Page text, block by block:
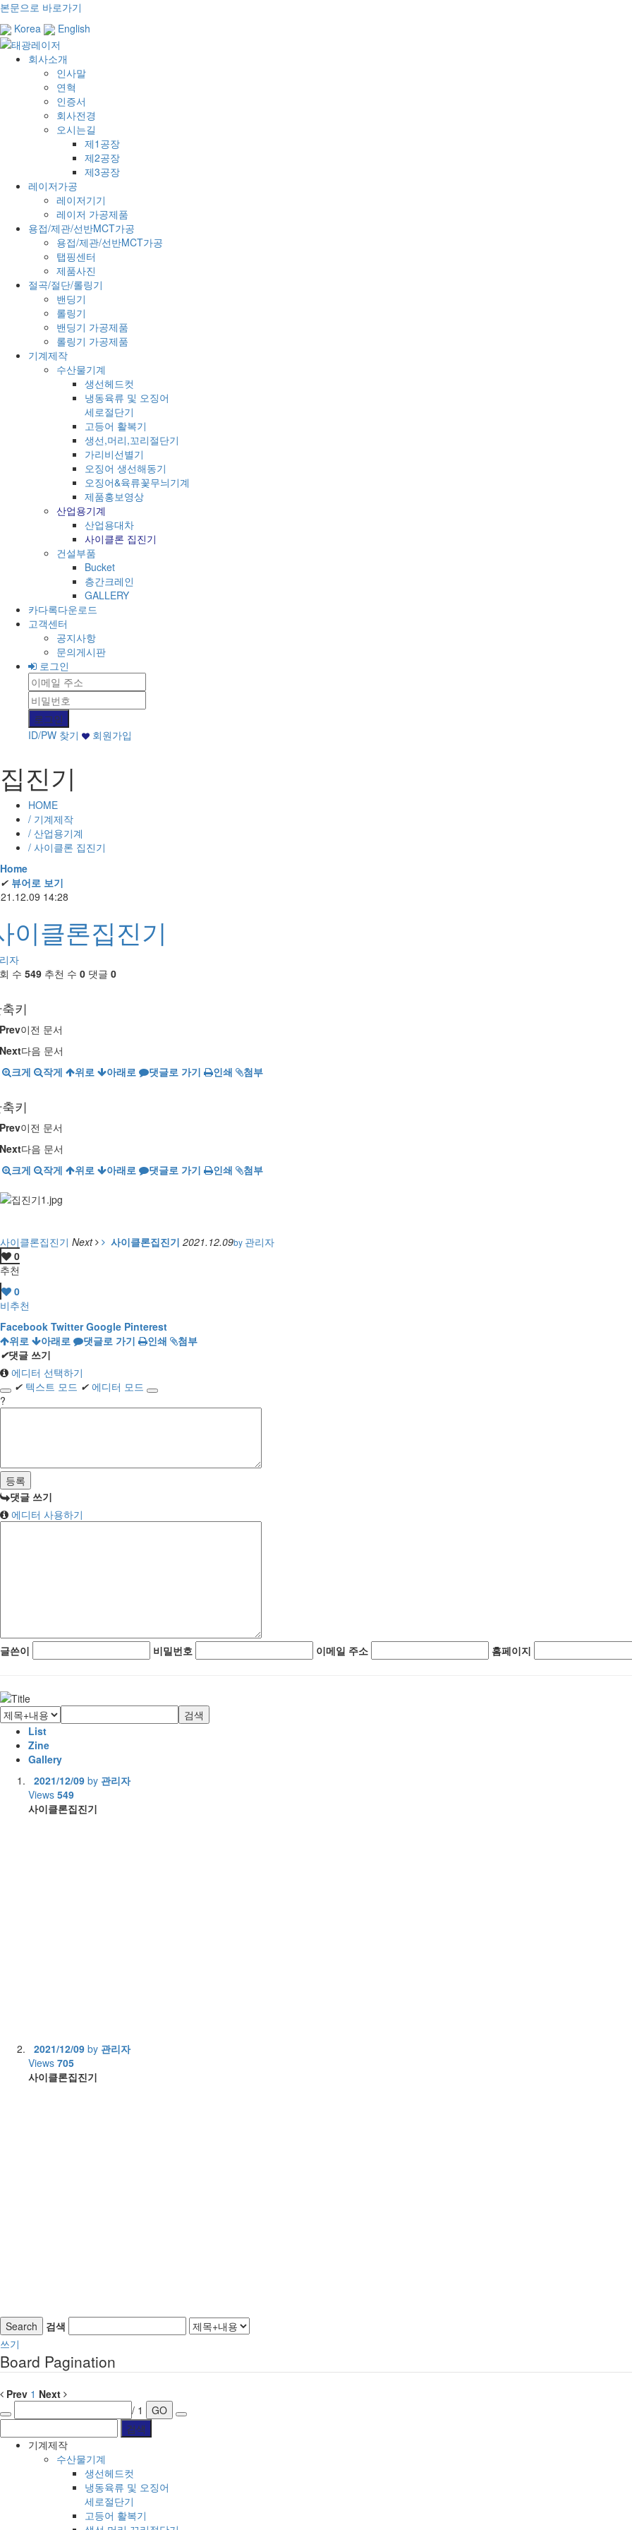
본문으로 바로가기
Korea
English
회사소개
인사말
연혁
인증서
회사전경
오시는길
제1공장
제2공장
제3공장
레이저가공
레이저기기
레이저 가공제품
용접/제관/선반MCT가공
용접/제관/선반MCT가공
탭핑센터
제품사진
절곡/절단/롤링기
밴딩기
롤링기
밴딩기 가공제품
롤링기 가공제품
기계제작
수산물기계
생선헤드컷
냉동육류 및 오징어
세로절단기
고등어 활복기
생선,머리,꼬리절단기
가리비선별기
오징어 생선해동기
오징어&육류꽃무늬기계
제품홍보영상
산업용기계
산업용대차
사이클론 집진기
건설부품
Bucket
층간크레인
GALLERY
카다록다운로드
고객센터
공지사항
문의게시판
로그인
ID/PW 찾기 회원가입
집진기
HOME
/ 기계제작
/ 산업용기계
/ 사이클론 집진기
Home
✔ 뷰어로 보기
14:28
이클론집진기
자
수 549 추천 수 0 댓글 0
키
Prev이전 문서
Next다음 문서
크게
작게 위로 아래로 댓글로 가기 인쇄 첨부
키
Prev이전 문서
Next다음 문서
크게
작게 위로 아래로 댓글로 가기 인쇄 첨부
사이클론집진기 Next 사이클론집진기 2021.12.09by 관리자
0
추천
0
비추천
Facebook Twitter Google Pinterest
위로
아래로 댓글로 가기 인쇄
첨부
✔댓글 쓰기
에디터 선택하기
✔ 텍스트 모드 ✔ 에디터 모드
?
댓글 쓰기
에디터 사용하기
글쓴이 비밀번호 이메일 주소 홈페이지
검색
List
Zine
Gallery
2021/12/09 by 관리자
Views 549
사이클론집진기
2021/12/09 by 관리자
Views 705
사이클론집진기
Search
검색
쓰기
Board Pagination
Prev 1 Next
/ 1
GO
기계제작
수산물기계
생선헤드컷
냉동육류 및 오징어
세로절단기
고등어 활복기